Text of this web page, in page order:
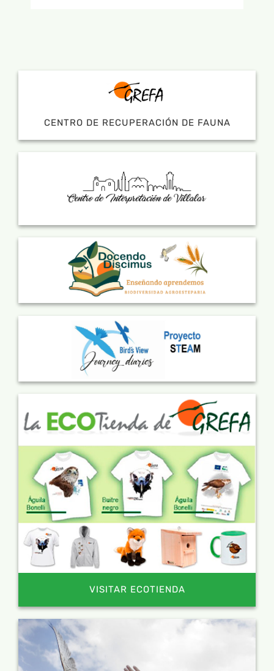
CENTRO DE RECUPERACIÓN DE FAUNA
VISITAR ECOTIENDA